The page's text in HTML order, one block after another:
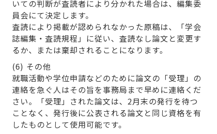
いての判断が査読者により分かれた場合は、編集委
員会にて決定します。
査読により掲載が認められなかった原稿は、「学会
誌編集・査読規程」に従い、査読なし論文と変更す
るか、または棄却されることになります。
(6) その他
就職活動や学位申請などのために論文の「受理」の
連絡を急ぐ人はその旨を事務局まで早めに連絡くだ
さい。「受理」された論文は、2月末の発行を待つ
ことなく、発行後に公表される論文と同じ資格を有
したものとして使用可能です。